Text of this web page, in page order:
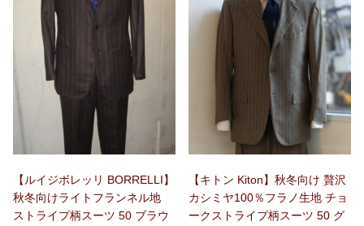
【ルイジボレッリ BORRELLI】
秋冬向けライトフランネル地
ストライプ柄スーツ 50 ブラウ
【キトン Kiton】秋冬向け 贅沢
カシミヤ100％フラノ生地 チョ
ークストライプ柄スーツ 50 グ